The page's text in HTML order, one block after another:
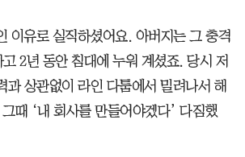
이유로 실직하셨어요. 아버지는 그 충격
2년 동안 침대에 누워 계셨죠. 당시 저
과 상관없이 라인 다툼에서 밀려나서 해
때 ‘내 회사를 만들어야겠다’ 다짐했